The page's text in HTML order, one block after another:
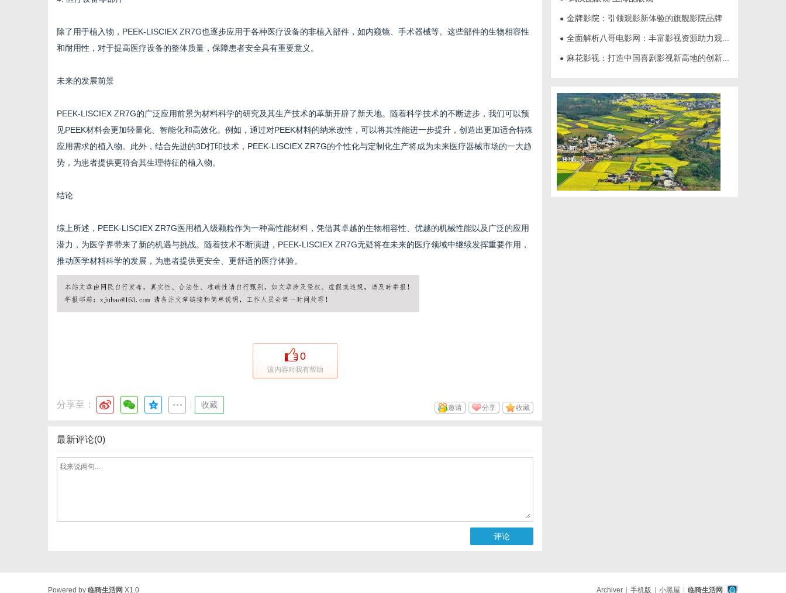
除了用于植入物，PEEK-LISCIEX ZR7G也逐步应用于各种医疗设备的非植入部件，如内窥镜、手术器械等。这些部件的生物相容性
和耐用性，对于提高医疗设备的整体质量，保障患者安全具有重要意义。
未来的发展前景
PEEK-LISCIEX ZR7G的广泛应用前景为材料科学的研究及其生产技术的革新开辟了新天地。随着科学技术的不断进步，我们可以预
见PEEK材料会更加轻量化、智能化和高效化。例如，通过对PEEK材料的纳米改性，可以将其性能进一步提升，创造出更加适合特殊
应用需求的植入物。此外，结合先进的3D打印技术，PEEK-LISCIEX ZR7G的个性化与定制化生产将成为未来医疗器械市场的一大趋
势，为患者提供更符合其生理特征的植入物。
结论
综上所述，PEEK-LISCIEX ZR7G医用植入级颗粒作为一种高性能材料，凭借其卓越的生物相容性、优越的机械性能以及广泛的应用
潜力，为医学界带来了新的机遇与挑战。随着技术不断演进，PEEK-LISCIEX ZR7G无疑将在未来的医疗领域中继续发挥重要作用，
推动医学材料科学的发展，为患者提供更安全、更舒适的医疗体验。
0
该内容对我有帮助
分享至： 收藏 收藏
分享
邀请
最新评论(0)
评论
● 金牌影院：引领观影新体验的旗舰影院品牌
● 全面解析八哥电影网：丰富影视资源助力观影体验升级
● 麻花影视：打造中国喜剧影视新高地的创新典范
Archiver 手机版 小黑屋 临猗生活网
Powered by 临猗生活网 X1.0